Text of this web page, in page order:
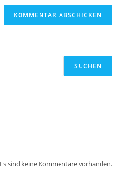
SUCHEN
Es sind keine Kommentare vorhanden.